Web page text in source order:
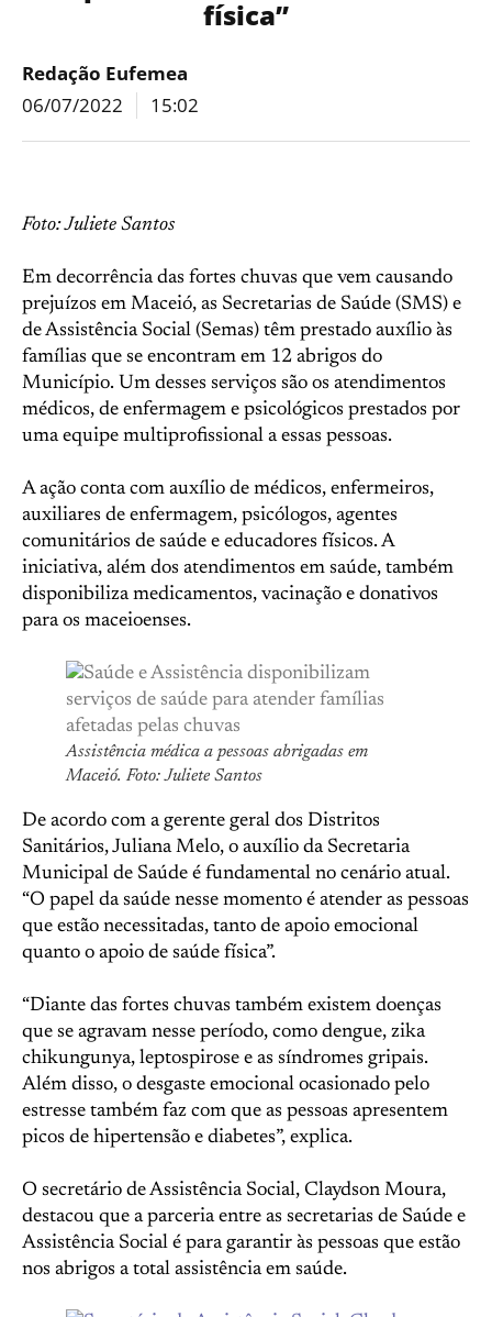
física”
Redação Eufemea
06/07/2022
15:02
Foto: Juliete Santos
Em decorrência das fortes chuvas que vem causando
prejuízos em Maceió, as Secretarias de Saúde (SMS) e
de Assistência Social (Semas) têm prestado auxílio às
famílias que se encontram em 12 abrigos do
Município. Um desses serviços são os atendimentos
médicos, de enfermagem e psicológicos prestados por
uma equipe multiprofissional a essas pessoas.
A ação conta com auxílio de médicos, enfermeiros,
auxiliares de enfermagem, psicólogos, agentes
comunitários de saúde e educadores físicos. A
iniciativa, além dos atendimentos em saúde, também
disponibiliza medicamentos, vacinação e donativos
para os maceioenses.
Assistência médica a pessoas abrigadas em
Maceió. Foto: Juliete Santos
De acordo com a gerente geral dos Distritos
Sanitários, Juliana Melo, o auxílio da Secretaria
Municipal de Saúde é fundamental no cenário atual.
“O papel da saúde nesse momento é atender as pessoas
que estão necessitadas, tanto de apoio emocional
quanto o apoio de saúde física”.
“Diante das fortes chuvas também existem doenças
que se agravam nesse período, como dengue, zika
chikungunya, leptospirose e as síndromes gripais.
Além disso, o desgaste emocional ocasionado pelo
estresse também faz com que as pessoas apresentem
picos de hipertensão e diabetes”, explica.
O secretário de Assistência Social, Claydson Moura,
destacou que a parceria entre as secretarias de Saúde e
Assistência Social é para garantir às pessoas que estão
nos abrigos a total assistência em saúde.